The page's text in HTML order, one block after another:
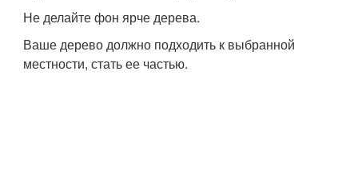
Не делайте фон ярче дерева.
Ваше дерево должно подходить к выбранной
местности, стать ее частью.